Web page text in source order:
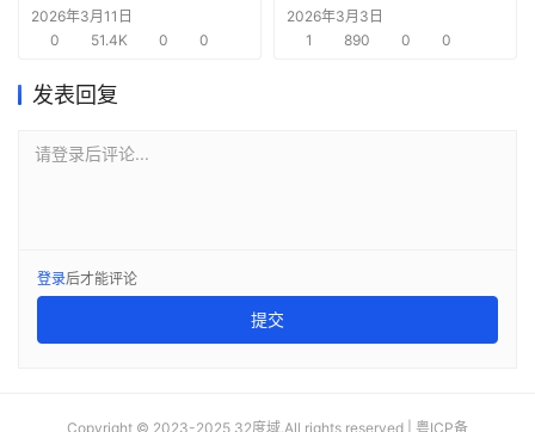
2026年3月11日
0
51.4K 0 0
打破国外技术话语权
2026年3月3日
1
890 0 0
发表回复
请登录后评论...
登录后才能评论
提交
Copyright © 2023-2025 32度域.All rights reserved | 粤ICP备